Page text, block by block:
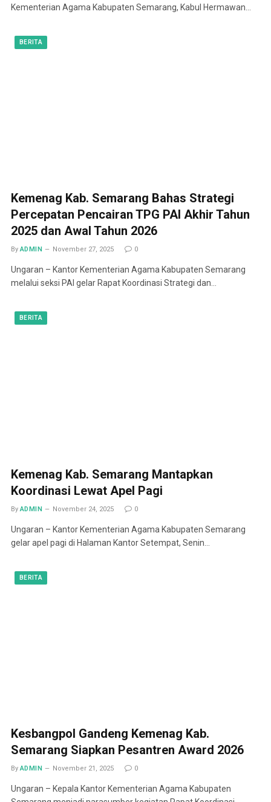
Kementerian Agama Kabupaten Semarang, Kabul Hermawan…
BERITA
Kemenag Kab. Semarang Bahas Strategi
Percepatan Pencairan TPG PAI Akhir Tahun
2025 dan Awal Tahun 2026
By ADMIN November 27, 2025 0
Ungaran – Kantor Kementerian Agama Kabupaten Semarang
melalui seksi PAI gelar Rapat Koordinasi Strategi dan…
BERITA
Kemenag Kab. Semarang Mantapkan
Koordinasi Lewat Apel Pagi
By ADMIN November 24, 2025 0
Ungaran – Kantor Kementerian Agama Kabupaten Semarang
gelar apel pagi di Halaman Kantor Setempat, Senin…
BERITA
Kesbangpol Gandeng Kemenag Kab.
Semarang Siapkan Pesantren Award 2026
By ADMIN November 21, 2025 0
Ungaran – Kepala Kantor Kementerian Agama Kabupaten